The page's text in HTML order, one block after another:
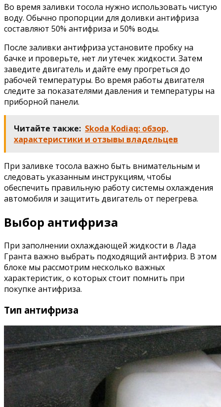
Во время заливки тосола нужно использовать чистую
воду. Обычно пропорции для доливки антифриза
составляют 50% антифриза и 50% воды.
После заливки антифриза установите пробку на
бачке и проверьте, нет ли утечек жидкости. Затем
заведите двигатель и дайте ему прогреться до
рабочей температуры. Во время работы двигателя
следите за показателями давления и температуры на
приборной панели.
Читайте также: Skoda Kodiaq: обзор,
характеристики и отзывы владельцев
При заливке тосола важно быть внимательным и
следовать указанным инструкциям, чтобы
обеспечить правильную работу системы охлаждения
автомобиля и защитить двигатель от перегрева.
Выбор антифриза
При заполнении охлаждающей жидкости в Лада
Гранта важно выбрать подходящий антифриз. В этом
блоке мы рассмотрим несколько важных
характеристик, о которых стоит помнить при
покупке антифриза.
Тип антифриза